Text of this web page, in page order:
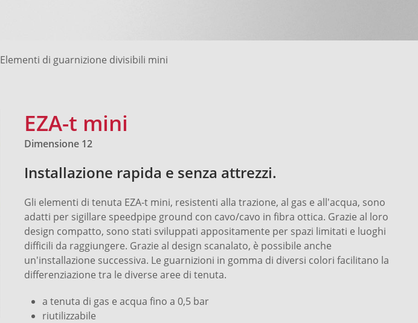
Elementi di guarnizione divisibili mini
EZA-t mini
Dimensione 12
Installazione rapida e senza attrezzi.
Gli elementi di tenuta EZA-t mini, resistenti alla trazione, al gas e all'acqua, sono
adatti per sigillare speedpipe ground con cavo/cavo in fibra ottica. Grazie al loro
design compatto, sono stati sviluppati appositamente per spazi limitati e luoghi
difficili da raggiungere. Grazie al design scanalato, è possibile anche
un'installazione successiva. Le guarnizioni in gomma di diversi colori facilitano la
differenziazione tra le diverse aree di tenuta.
a tenuta di gas e acqua fino a 0,5 bar
riutilizzabile